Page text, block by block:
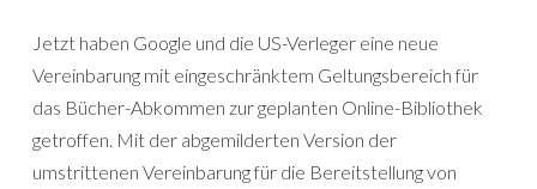
Jetzt haben Google und die US-Verleger eine neue
Vereinbarung mit eingeschränktem Geltungsbereich für
das Bücher-Abkommen zur geplanten Online-Bibliothek
getroffen. Mit der abgemilderten Version der
umstrittenen Vereinbarung für die Bereitstellung von